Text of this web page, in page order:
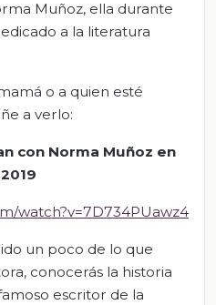
Muñoz, ella durante
a la literatura
o a quien esté
a verlo:
con Norma Muñoz en
watch?v=7D734PUawz4
un poco de lo que
conocerás la historia
escritor de la